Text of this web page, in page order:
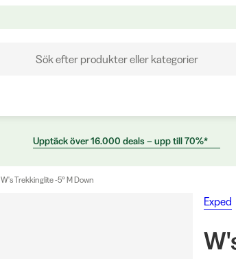
Sök efter produkter eller kategorier
Upptäck över 16.000 deals – upp till 70%*
W's Trekkinglite -5° M Down
Exped